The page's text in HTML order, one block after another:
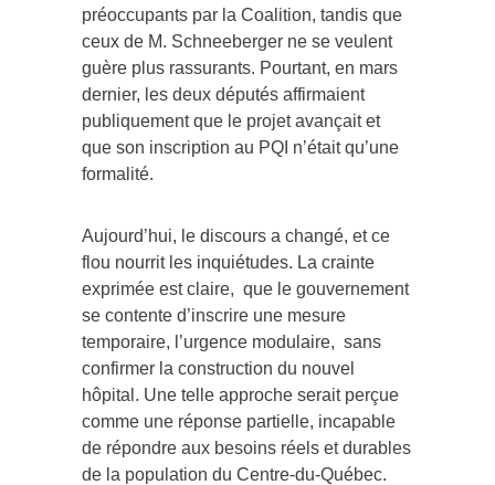
préoccupants par la Coalition, tandis que
ceux de M. Schneeberger ne se veulent
guère plus rassurants. Pourtant, en mars
dernier, les deux députés affirmaient
publiquement que le projet avançait et
que son inscription au PQI n’était qu’une
formalité.
Aujourd’hui, le discours a changé, et ce
flou nourrit les inquiétudes. La crainte
exprimée est claire, que le gouvernement
se contente d’inscrire une mesure
temporaire, l’urgence modulaire, sans
confirmer la construction du nouvel
hôpital. Une telle approche serait perçue
comme une réponse partielle, incapable
de répondre aux besoins réels et durables
de la population du Centre-du-Québec.